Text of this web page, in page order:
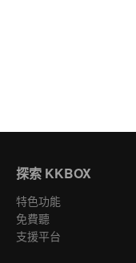
探索 KKBOX
特色功能
免費聽
支援平台